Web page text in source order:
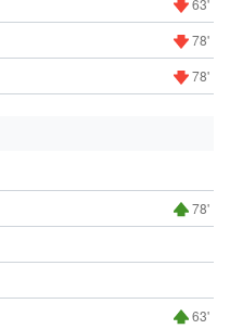
78'
78'
78'
63'